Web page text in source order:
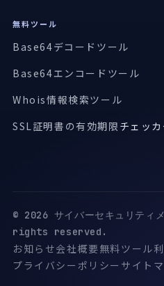
無料ツール
Base64デコードツール
Base64エンコードツール
Whois情報検索ツール
SSL証明書の有効期限 チェッカ
© 2026 サイバーセキュリテ
rights reserved.
お知らせ会社概要無料ツール
プライバシーポリシー サイト